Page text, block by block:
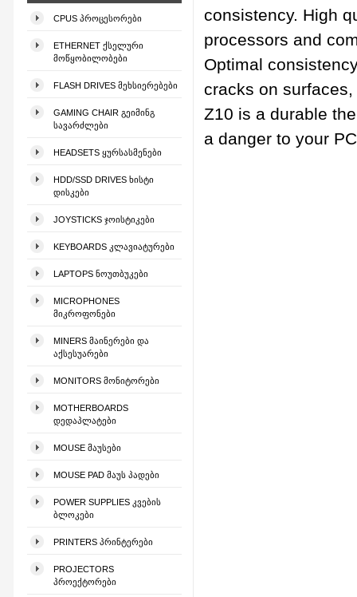
CPUS ᲞᲠᲝᲪᲔᲡᲝᲠᲔᲑᲘ
ETHERNET ᲥᲡᲔᲚᲣᲠᲘ
ᲛᲝᲬᲧᲝᲑᲘᲚᲝᲑᲔᲑᲘ
FLASH DRIVES ᲛᲔᲮᲡᲘᲔᲠᲔᲑᲔᲑᲘ
GAMING CHAIR ᲒᲔᲘᲛᲘᲜᲒ
ᲡᲐᲕᲐᲠᲫᲚᲔᲑᲘ
HEADSETS ᲧᲣᲠᲡᲐᲡᲛᲔᲜᲔᲑᲘ
HDD/SSD DRIVES ᲮᲘᲡᲢᲘ
ᲓᲘᲡᲙᲔᲑᲘ
JOYSTICKS ᲯᲝᲘᲡᲢᲘᲙᲔᲑᲘ
KEYBOARDS ᲙᲚᲐᲕᲘᲐᲢᲣᲠᲔᲑᲘ
LAPTOPS ᲜᲝᲣᲗᲑᲣᲙᲔᲑᲘ
MICROPHONES
ᲛᲘᲙᲠᲝᲤᲝᲜᲔᲑᲘ
MINERS ᲛᲐᲘᲜᲔᲠᲔᲑᲘ ᲓᲐ
ᲐᲥᲡᲔᲡᲣᲐᲠᲔᲑᲘ
MONITORS ᲛᲝᲜᲘᲢᲝᲠᲔᲑᲘ
MOTHERBOARDS
ᲓᲔᲓᲐᲞᲚᲐᲢᲔᲑᲘ
MOUSE ᲛᲐᲣᲡᲔᲑᲘ
MOUSE PAD ᲛᲐᲣᲡ ᲞᲐᲓᲔᲑᲘ
POWER SUPPLIES ᲙᲕᲔᲑᲘᲡ
ᲑᲚᲝᲙᲔᲑᲘ
PRINTERS ᲞᲠᲘᲜᲢᲔᲠᲔᲑᲘ
PROJECTORS
ᲞᲠᲝᲔᲥᲢᲝᲠᲔᲑᲘ
consistency. High
processors and
Optimal
cracks on
Z10 is a durable
a danger to your PC